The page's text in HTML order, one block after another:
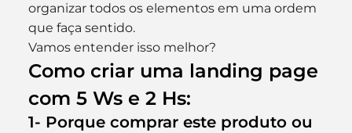
organizar todos os elementos em uma ordem
que faça sentido.
Vamos entender isso melhor?
Como criar uma landing page
com 5 Ws e 2 Hs:
1- Porque comprar este produto ou